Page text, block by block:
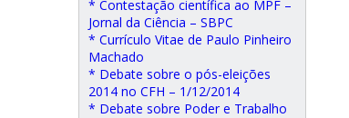
* Contestação científica ao MPF –
Jornal da Ciência – SBPC
* Currículo Vitae de Paulo Pinheiro
Machado
* Debate sobre o pós-eleições
2014 no CFH – 1/12/2014
* Debate sobre Poder e Trabalho